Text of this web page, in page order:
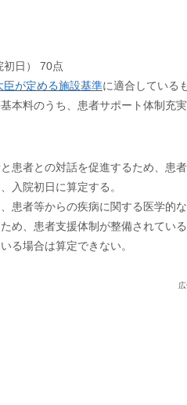
初日） 70点
臣が定める施設基準に適合している
本料のうち、患者サポート体制充
患者との対話を促進するため、
入院初日に算定する。
患者等からの疾病に関する医学的
め、患者支援体制が整備されている
る場合は算定できない。